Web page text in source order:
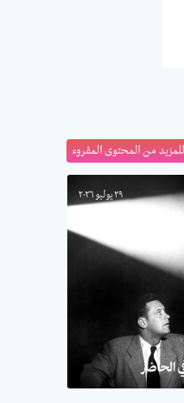
للمزيد من المحتوى المقروء
٢٩ يوليو ٢٠٢٦
الحاضر